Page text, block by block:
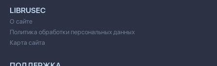
LIBRUSEC
О сайте
Политика обработки персональных данных
Карта сайта